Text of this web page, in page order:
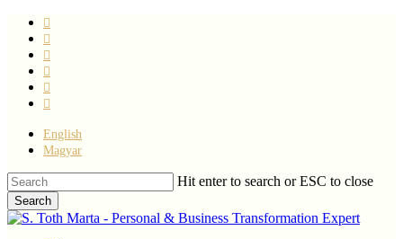
Skip
main
content
facebook
linkedin
youtube
instagram
phone
email
English
Magyar
Hit enter to search or ESC to close
Search
Close